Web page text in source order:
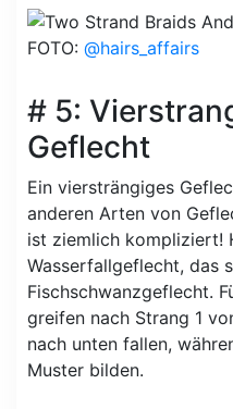
FOTO: @hairs_affairs
# 5:
Geflecht
Ein viersträngiges
anderen Arten von
ist ziemlich kompliziert!
Wasserfallgeflecht, das
Fischschwanzgeflecht.
greifen nach Strang 1
nach unten fallen,
Muster bilden.